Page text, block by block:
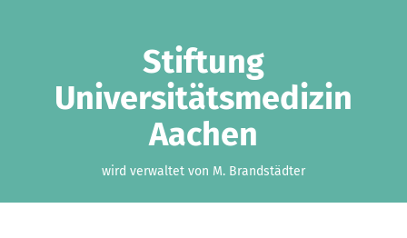
Stiftung
Universitätsmedizin
Aachen
wird verwaltet von M. Brandstädter